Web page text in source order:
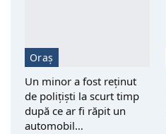
Oraș
Un minor a fost reţinut
de polițiști la scurt timp
după ce ar fi răpit un
automobil…